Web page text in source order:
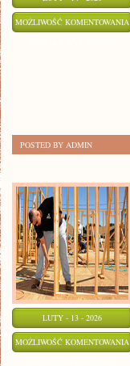
MOŻLIWOŚĆ KOMENTOWANIA
POSTED BY ADMIN
LUTY - 13 - 2026
MOŻLIWOŚĆ KOMENTOWANIA